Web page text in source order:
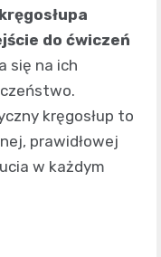
do ćwiczeń
się na ich
kręgosłup to
prawidłowej
w każdym